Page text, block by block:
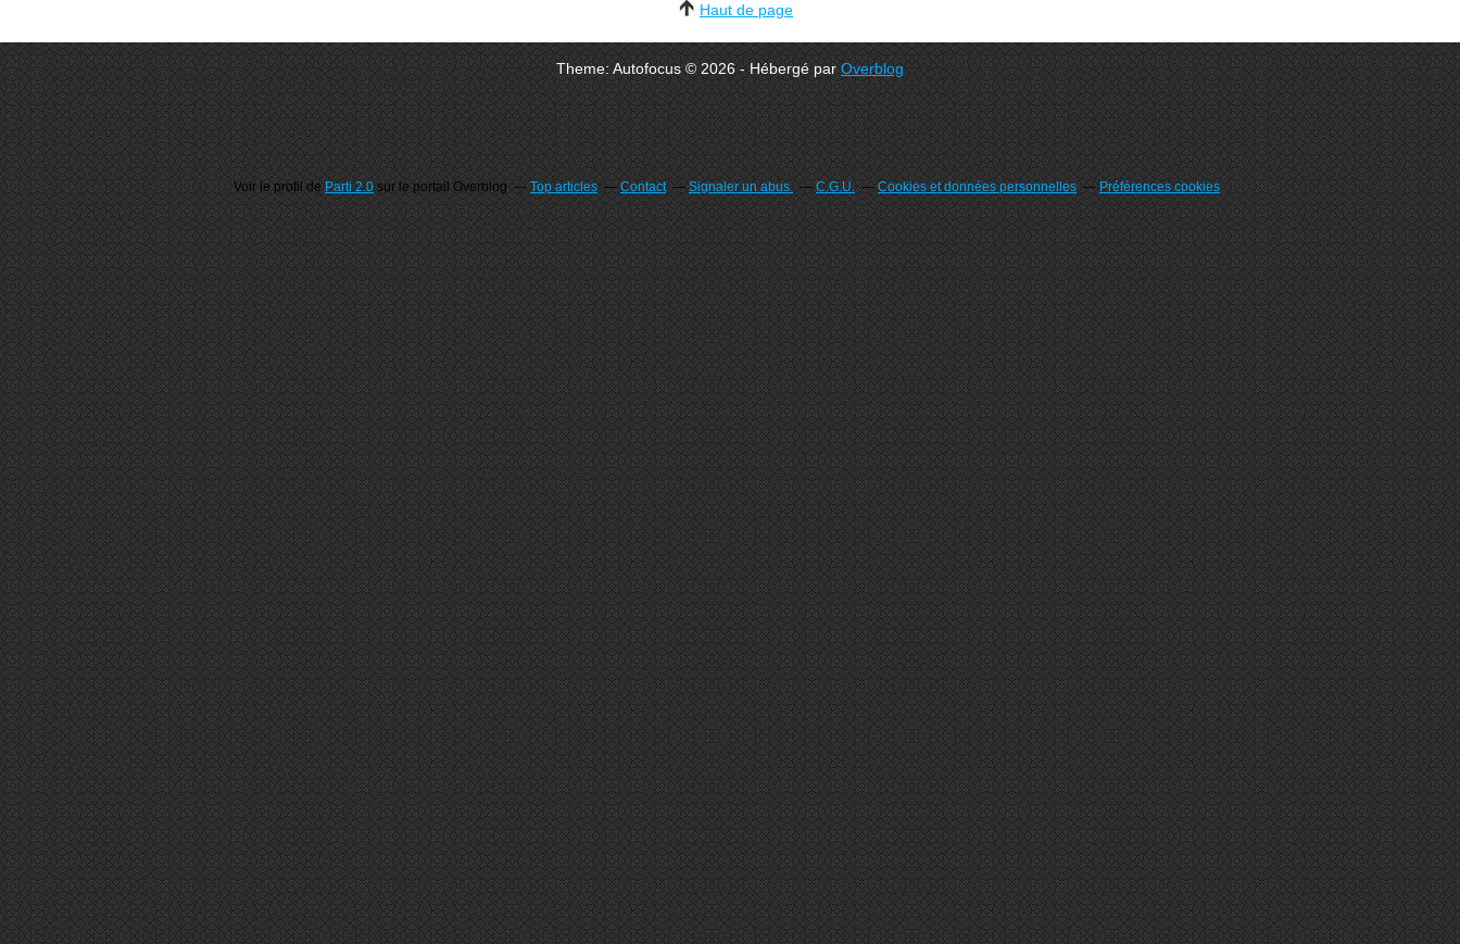
Haut de page
Theme: Autofocus © 2026 - Hébergé parOverblog
Voir le profil deParti 2.0sur le portail Overblog Top articles Contact Signaler un abus C.G.U. Cookies et données personnelles Préférences cookies